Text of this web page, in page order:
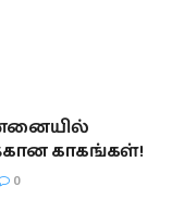
காகங்கள்!
0